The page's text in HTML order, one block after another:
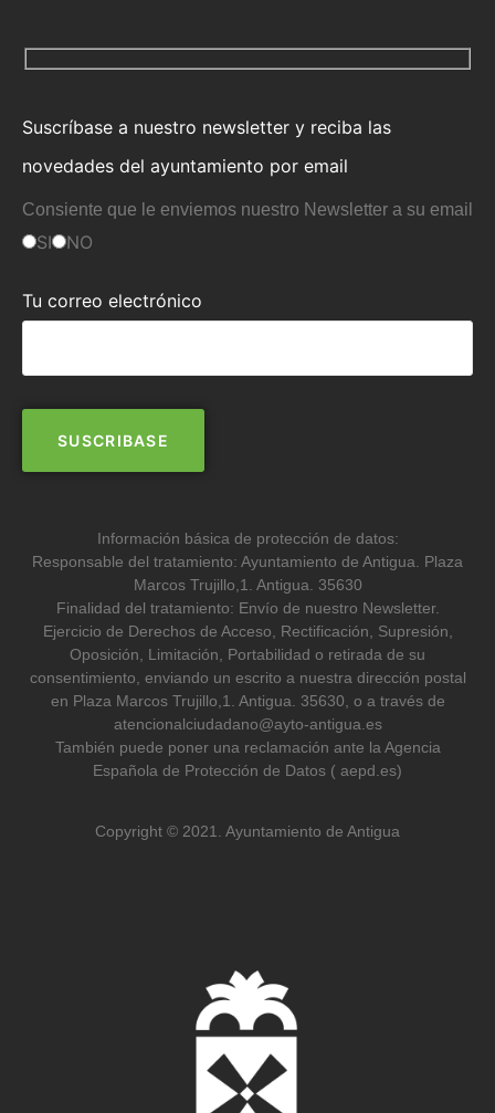
Suscríbase a nuestro newsletter y reciba las
novedades del ayuntamiento por email
Consiente que le enviemos nuestro Newsletter a su email
SI NO
Tu correo electrónico
Información básica de protección de datos:
Responsable del tratamiento: Ayuntamiento de Antigua. Plaza
Marcos Trujillo,1. Antigua. 35630
Finalidad del tratamiento: Envío de nuestro Newsletter.
Ejercicio de Derechos de Acceso, Rectificación, Supresión,
Oposición, Limitación, Portabilidad o retirada de su
consentimiento, enviando un escrito a nuestra dirección postal
en Plaza Marcos Trujillo,1. Antigua. 35630, o a través de
atencionalciudadano@ayto-antigua.es
También puede poner una reclamación ante la Agencia
Española de Protección de Datos ( aepd.es)
Copyright © 2021. Ayuntamiento de Antigua